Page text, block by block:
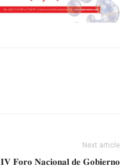
Next article
𝐈𝐕 𝐅𝐨𝐫𝐨 𝐍𝐚𝐜𝐢𝐨𝐧𝐚𝐥 𝐝𝐞 𝐆𝐨𝐛𝐢𝐞𝐫𝐧𝐨